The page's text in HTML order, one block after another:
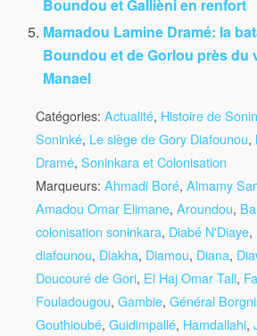
Boundou et Gallièni en renfort
Mamadou Lamine Dramé: la
Boundou et de Gorlou près du
Manael
Catégories: Actualité, Histoire de
Soninké, Le siège de Gory Diafounou,
Dramé, Soninkara et Colonisation
Marqueurs: Ahmadi Boré, Almamy
Amadou Omar Elimane, Aroundou,
colonisation soninkara, Diabé N'Diaye,
diafounou, Diakha, Diamou, Diana,
Doucouré de Gori, El Haj Omar Tall,
Fouladougou, Gambie, Général
Gouthioubé, Guidimpallé, Hamdallahi,